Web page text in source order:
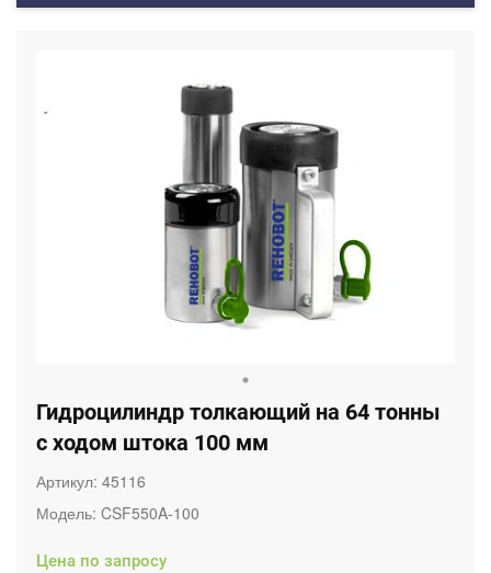
Гидроцилиндр толкающий на 64 тонны
с ходом штока 100 мм
Артикул: 45116
Модель: CSF550A-100
Цена по запросу